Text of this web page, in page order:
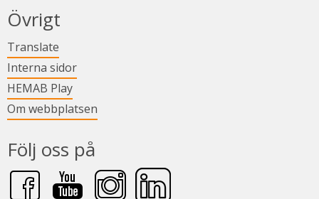
Övrigt
Translate
Interna sidorLänk till annan webbplats.
HEMAB PlayLänk till annan webbplats.
Om webbplatsen
Följ oss på